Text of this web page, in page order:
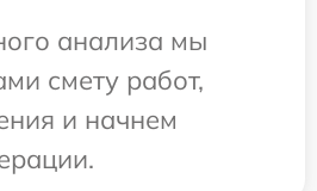
анализа мы
смету работ,
и начнем